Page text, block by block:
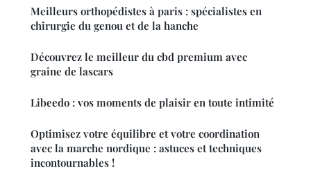
Meilleurs orthopédistes à paris : spécialistes en
chirurgie du genou et de la hanche
Découvrez le meilleur du cbd premium avec
graine de lascars
Libeedo : vos moments de plaisir en toute intimité
Optimisez votre équilibre et votre coordination
avec la marche nordique : astuces et techniques
incontournables !